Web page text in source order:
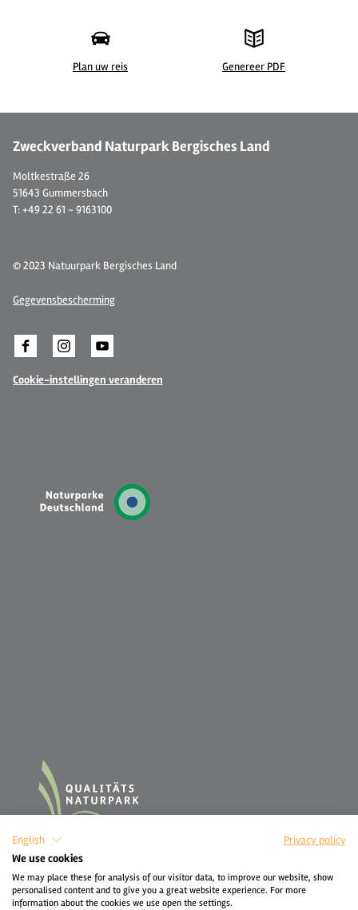
Plan uw reis Genereer PDF
Zweckverband Naturpark Bergisches Land
Moltkestraße 26
51643 Gummersbach
T: +49 22 61 - 9163100
© 2023 Natuurpark Bergisches Land
Gegevensbescherming
Cookie-instellingen veranderen
English
Privacy policy
We use cookies
We may place these for analysis of our visitor data, to improve our website, show
personalised content and to give you a great website experience. For more
information about the cookies we use open the settings.